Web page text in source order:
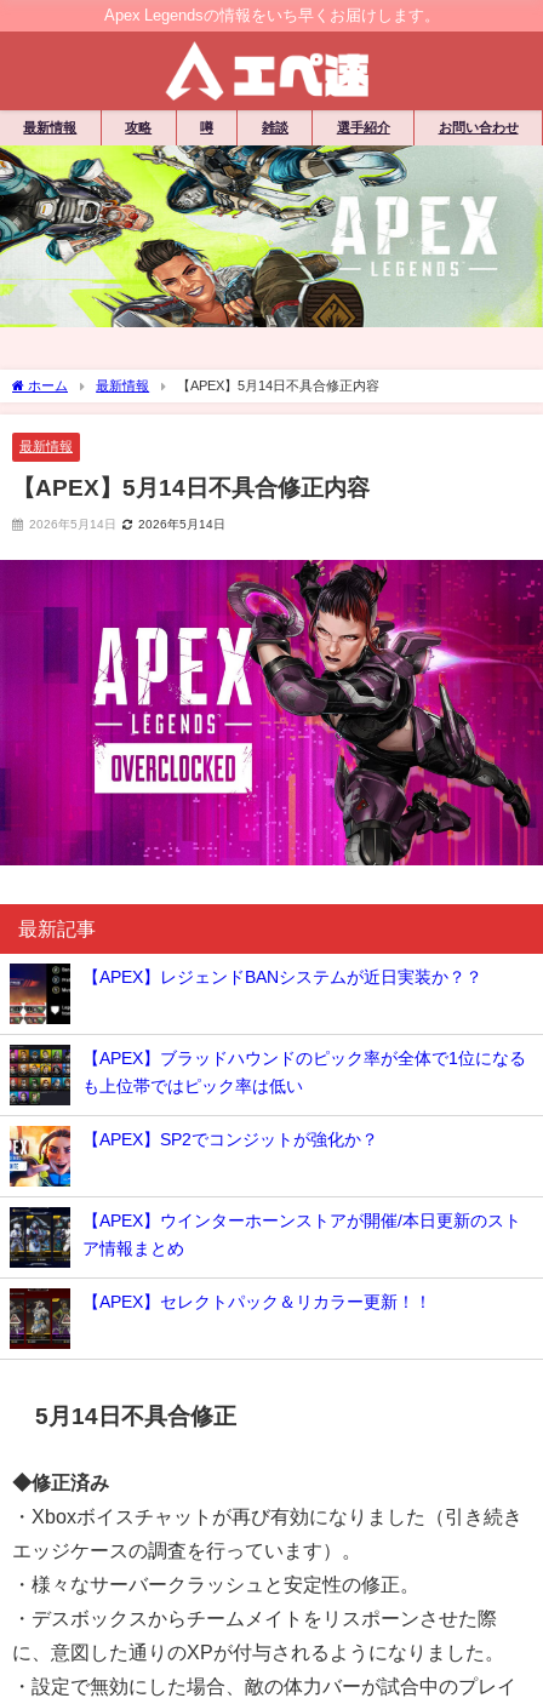
Apex Legendsの情報をいち早くお届けします。
最新情報 攻略 噂 雑談 選手紹介 お問い合わせ
ホーム 最新情報 【APEX】5月14日不具合修正内容
最新情報
【APEX】5月14日不具合修正内容
2026年5月14日 2026年5月14日
最新記事
【APEX】レジェンドBANシステムが近日実装か？？
【APEX】ブラッドハウンドのピック率が全体で1位になる
も上位帯ではピック率は低い
【APEX】SP2でコンジットが強化か？
【APEX】ウインターホーンストアが開催/本日更新のスト
ア情報まとめ
【APEX】セレクトパック＆リカラー更新！！
5月14日不具合修正
◆修正済み
・Xboxボイスチャットが再び有効になりました（引き続き
エッジケースの調査を行っています）。
・様々なサーバークラッシュと安定性の修正。
・デスボックスからチームメイトをリスポーンさせた際
に、意図した通りのXPが付与されるようになりました。
・設定で無効にした場合、敵の体力バーが試合中のプレイ